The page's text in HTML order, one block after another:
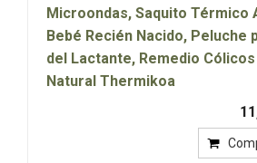
Microondas, Saquito Térmico
Bebé Recién Nacido, Peluche
del Lactante, Remedio
Natural Thermikoa